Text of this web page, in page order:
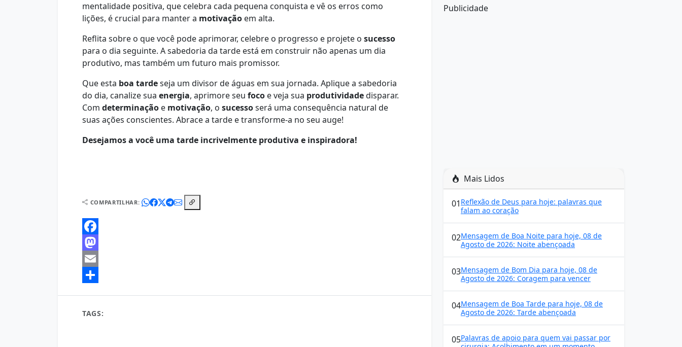
mentalidade positiva, que celebra cada pequena conquista e vê os erros como
lições, é crucial para manter a motivação em alta.
Reflita sobre o que você pode aprimorar, celebre o progresso e projete o sucesso
para o dia seguinte. A sabedoria da tarde está em construir não apenas um dia
produtivo, mas também um futuro mais promissor.
Que esta boa tardeseja um divisor de águas em sua jornada. Aplique a sabedoria
do dia, canalize sua energia, aprimore seu foco e veja sua produtividadedisparar.
Com determinação e motivação, o sucessoserá uma consequência natural de
suas ações conscientes. Abrace a tarde e transforme-a no seu auge!
Desejamos a você uma tarde incrivelmente produtiva e inspiradora!
COMPARTILHAR:
Facebook
Mastodon
Email
TAGS:
Publicidade
Mais Lidos
01 Reflexão de Deus para hoje: palavras que
falam ao coração
02Mensagem de Boa Noite para hoje, 08 de
Agosto de 2026: Noite abençoada
03Mensagem de Bom Dia para hoje, 08 de
Agosto de 2026: Coragem para vencer
04Mensagem de Boa Tarde para hoje, 08 de
Agosto de 2026: Tarde abençoada
05Palavras de apoio para quem vai passar por